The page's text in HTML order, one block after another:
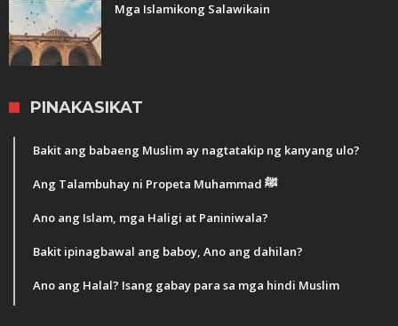
Mga Islamikong Salawikain
PINAKASIKAT
Bakit ang babaeng Muslim ay nagtatakip ng kanyang ulo?
Ang Talambuhay ni Propeta Muhammad ﷺ
Ano ang Islam, mga Haligi at Paniniwala?
Bakit ipinagbawal ang baboy, Ano ang dahilan?
Ano ang Halal? Isang gabay para sa mga hindi Muslim